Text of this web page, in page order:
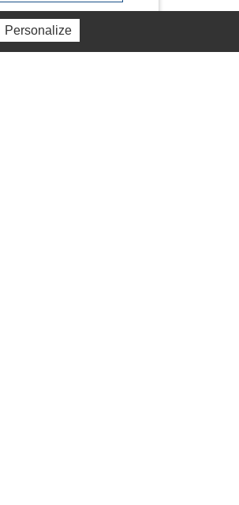
Personalize